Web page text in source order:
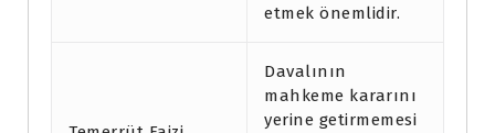
etmek önemlidir.
Davalının
mahkeme kararını
yerine getirmemesi